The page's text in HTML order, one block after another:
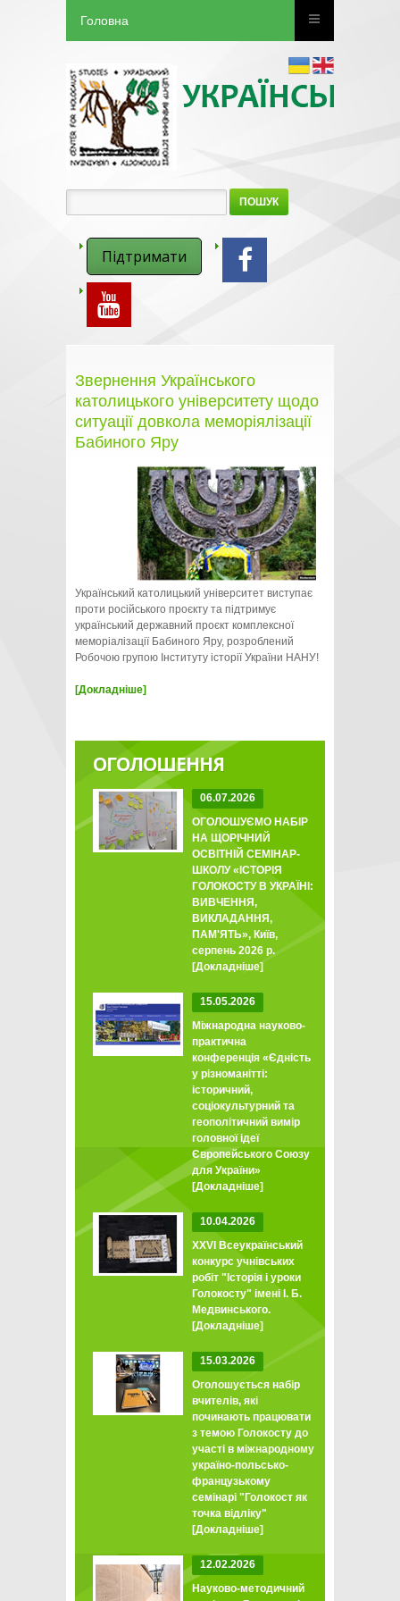
Головна
ПОШУК
Підтримати
Звернення Українського
католицького університету щодо
ситуації довкола меморіялізації
Бабиного Яру
Український католицький університет виступає
проти російського проєкту та підтримує
український державний проєкт комплексної
меморіалізації Бабиного Яру, розроблений
Робочою групою Інституту історії України НАНУ!
[Докладніше]
ОГОЛОШЕННЯ
06.07.2026
ОГОЛОШУЄМО НАБІР
НА ЩОРІЧНИЙ
ОСВІТНІЙ СЕМІНАР-
ШКОЛУ «ІСТОРІЯ
ГОЛОКОСТУ В УКРАЇНІ:
ВИВЧЕННЯ,
ВИКЛАДАННЯ,
ПАМ'ЯТЬ», Київ,
серпень 2026 р.
[Докладніше]
15.05.2026
Міжнародна науково-
практична
конференція «Єдність
у різноманітті:
історичний,
соціокультурний та
геополітичний вимір
головної ідеї
Європейського Союзу
для України»
[Докладніше]
10.04.2026
XXVI Всеукраїнський
конкурс учнівських
робіт "Історія і уроки
Голокосту" імені І. Б.
Медвинського.
[Докладніше]
15.03.2026
Оголошується набір
вчителів, які
починають працювати
з темою Голокосту до
участі в міжнародному
україно-польсько-
французькому
семінарі "Голокост як
точка відліку"
[Докладніше]
12.02.2026
Науково-методичний